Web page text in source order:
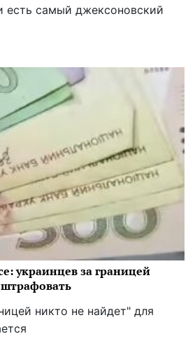
есть самый джексоновский
украинцев за границей
штрафовать
никто не найдет" для